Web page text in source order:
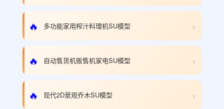
🔥 多功能家用榨汁料理机SU模型 ›
🔥 自动售货机贩售机家电SU模型 ›
🔥 现代2D景观乔木SU模型 ›